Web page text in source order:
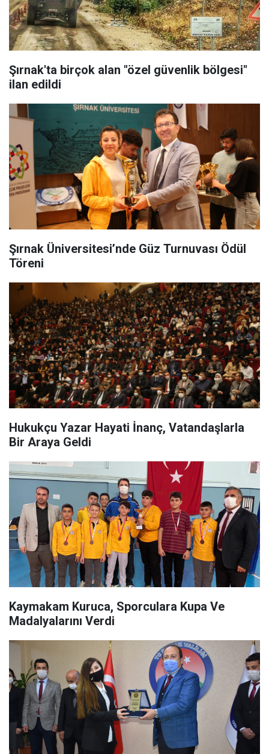
Şırnak'ta birçok alan "özel güvenlik bölgesi"
ilan edildi
Şırnak Üniversitesi’nde Güz Turnuvası Ödül
Töreni
Hukukçu Yazar Hayati İnanç, Vatandaşlarla
Bir Araya Geldi
Kaymakam Kuruca, Sporculara Kupa Ve
Madalyalarını Verdi